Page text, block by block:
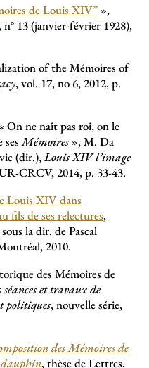
de Louis XIV”»,
13 (janvier-février 1928),
of the Mémoires of
, vol. 17, no 6, 2012, p.
On ne naît pas roi, on le
sesMémoires», M. Da
(dir.),Louis XIV l’image
CRCV, 2014, p. 33-43.
Louis XIV dans
fils de ses relectures,
la dir. de Pascal
2010.
des Mémoires de
et travaux de
politiques, nouvelle série,
des Mémoires de
, thèse de Lettres,